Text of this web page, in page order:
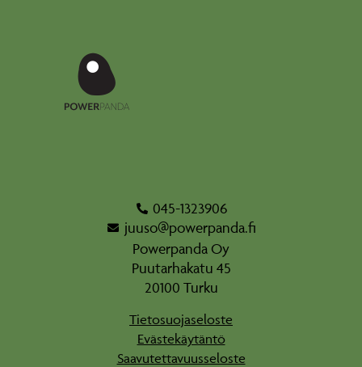
045-1323906
juuso@powerpanda.fi
Powerpanda Oy
Puutarhakatu 45
20100 Turku
Tietosuojaseloste
Evästekäytäntö
Saavutettavuusseloste